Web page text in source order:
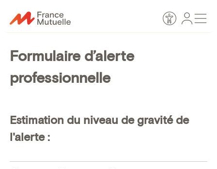
au
Accessibilité
Espace
Formulaire d’alerte
professionnelle
Estimation du niveau de gravité de
l'alerte :